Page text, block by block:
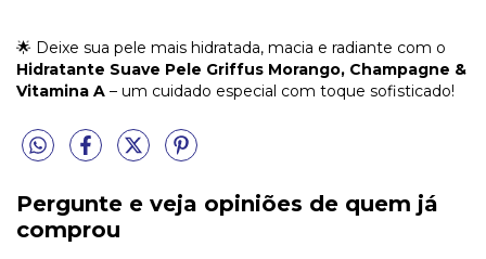
🌟 Deixe sua pele mais hidratada, macia e radiante com o
Hidratante Suave Pele Griffus Morango, Champagne &
Vitamina A – um cuidado especial com toque sofisticado!
Pergunte e veja opiniões de quem já
comprou